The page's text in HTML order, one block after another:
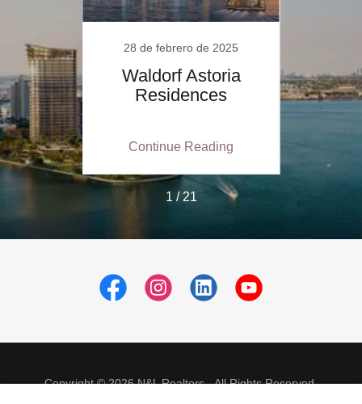
28 de febrero de 2025
Waldorf Astoria
Residences
Continue Reading
1 / 21
Copyright © 2026 N&L Realtors - All Rights Reserved.